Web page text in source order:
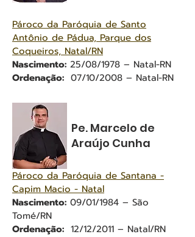
Pároco da Paróquia de Santo
Antônio de Pádua, Parque dos
Coqueiros, Natal/RN
Nascimento: 25/08/1978 – Natal-RN
Ordenação: 07/10/2008 – Natal-RN
Pe. Marcelo de
Araújo Cunha
Pároco da Paróquia de Santana -
Capim Macio - Natal
Nascimento: 09/01/1984 – São
Tomé/RN
Ordenação: 12/12/2011 – Natal/RN